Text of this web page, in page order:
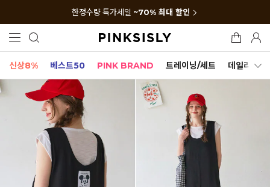
한정수량 특가세일 ~70% 최대 할인
신상8% 베스트50 PINK BRAND 트레이닝/세트 데일리세트